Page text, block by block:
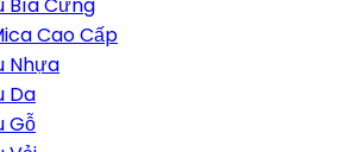
Bìa Cứng
Cao Cấp
Nhựa
Da
Gỗ